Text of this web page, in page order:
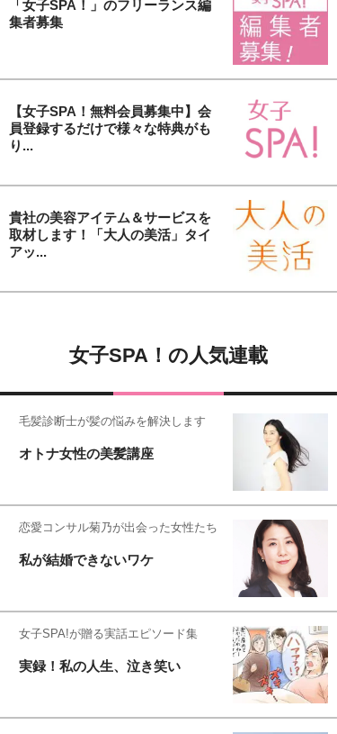
「女子SPA！」のフリーランス編
集者募集
【女子SPA！無料会員募集中】会
員登録するだけで様々な特典がも
り...
貴社の美容アイテム＆サービスを
取材します！「大人の美活」タイ
アッ...
女子SPA！の人気連載
毛髪診断士が髪の悩みを解決します
オトナ女性の美髪講座
恋愛コンサル菊乃が出会った女性たち
私が結婚できないワケ
女子SPA!が贈る実話エピソード集
実録！私の人生、泣き笑い